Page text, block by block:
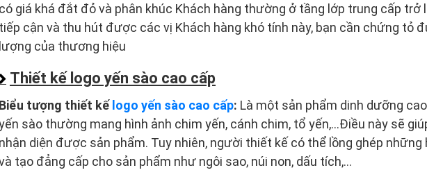
có giá khá đắt đỏ và phân khúc Khách hàng thường ở tầng lớp trung cấp trở
tiếp cận và thu hút được các vị Khách hàng khó tính này, bạn cần chứng tỏ
lượng của thương hiệu
Thiết kế logo yến sào cao cấp
Biểu tượng thiết kếlogo yến sào cao cấp: Là một sản phẩm dinh dưỡng
sào thường mang hình ảnh chim yến, cánh chim, tổ yến,…Điều này sẽ
nhận diện được sản phẩm. Tuy nhiên, người thiết kế có thể lồng ghép những
tạo đẳng cấp cho sản phẩm như ngôi sao, núi non, dấu tích,…